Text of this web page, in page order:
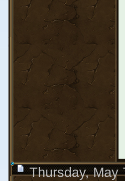
Thursday, May